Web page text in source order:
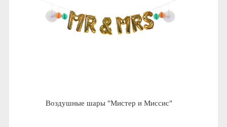
Воздушные шары "Мистер и Миссис"